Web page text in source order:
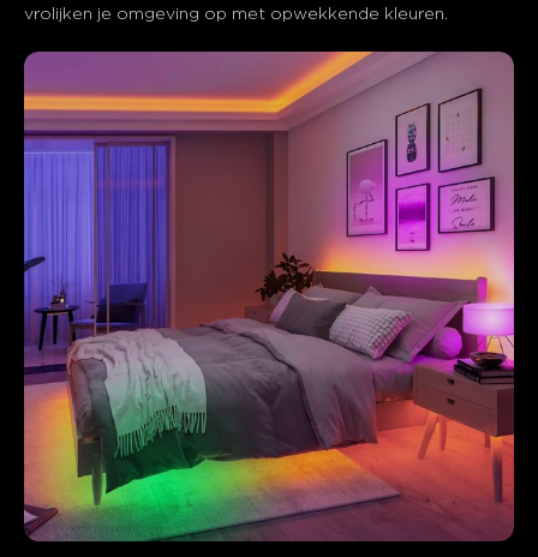
vrolijken je omgeving op met opwekkende kleuren.